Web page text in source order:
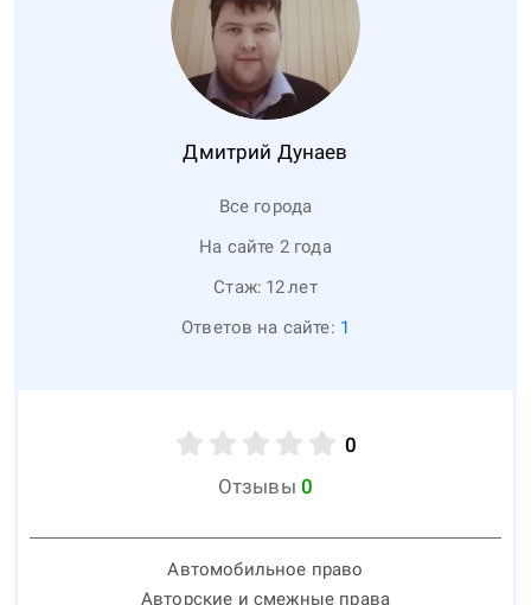
Дмитрий Дунаев
Все города
На сайте 2 года
Стаж: 12лет
Ответов на сайте: 1
0
Отзывы 0
Автомобильное право
Авторские и смежные права